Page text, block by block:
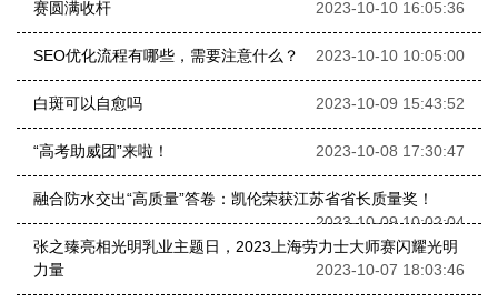
赛圆满收杆
2023-10-10 16:05:36
SEO优化流程有哪些，需要注意什么？ 2023-10-10 10:05:00
白斑可以自愈吗 2023-10-09 15:43:52
“高考助威团”来啦！ 2023-10-08 17:30:47
融合防水交出“高质量”答卷：凯伦荣获江苏省省长质量奖！
2023-10-09 10:02:04
张之臻亮相光明乳业主题日，2023上海劳力士大师赛闪耀光明
力量
2023-10-07 18:03:46